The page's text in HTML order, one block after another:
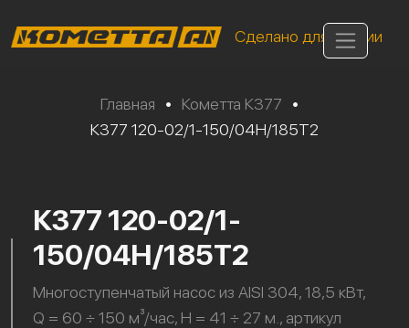
Сделано для России
Главная • Кометта К377
•
К377 120-02/1-150/04Н/185Т2
К377 120-02/1-
150/04Н/185Т2
Многоступенчатый насос из AISI 304, 18,5 кВт,
Q = 60 ÷ 150 м³/час, H = 41 ÷ 27 м., артикул